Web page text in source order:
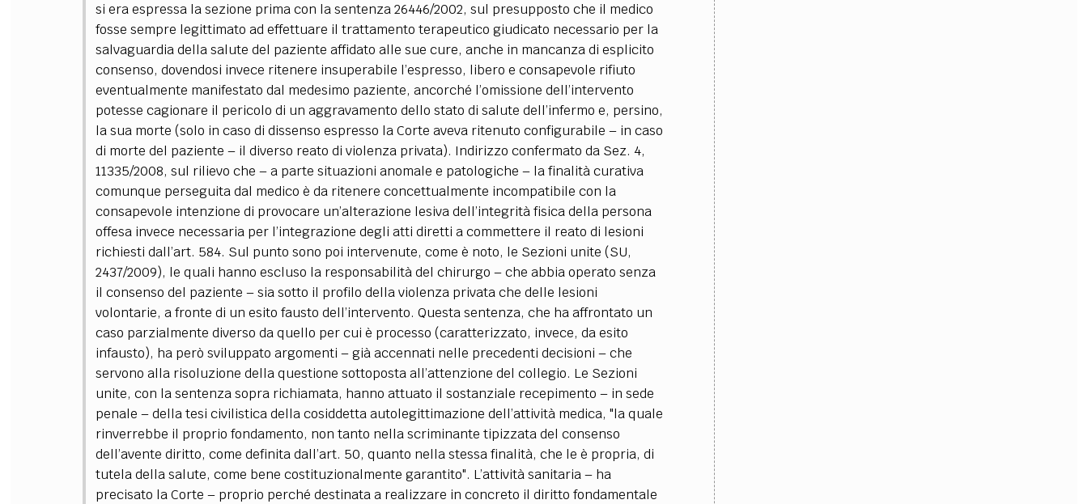
si era espressa la sezione prima con la sentenza 26446/2002, sul presupposto che il medico
fosse sempre legittimato ad effettuare il trattamento terapeutico giudicato necessario per la
salvaguardia della salute del paziente affidato alle sue cure, anche in mancanza di esplicito
consenso, dovendosi invece ritenere insuperabile l’espresso, libero e consapevole rifiuto
eventualmente manifestato dal medesimo paziente, ancorché l’omissione dell’intervento
potesse cagionare il pericolo di un aggravamento dello stato di salute dell’infermo e, persino,
la sua morte (solo in caso di dissenso espresso la Corte aveva ritenuto configurabile –in caso
di morte del paziente –il diverso reato di violenza privata). Indirizzo confermato da Sez. 4,
11335/2008, sul rilievo che –a parte situazioni anomale e patologiche –la finalità curativa
comunque perseguita dal medico è da ritenere concettualmente incompatibile con la
consapevole intenzione di provocare un’alterazione lesiva dell’integrità fisica della persona
offesa invece necessaria per l’integrazione degli atti diretti a commettere il reato di lesioni
richiesti dall’art. 584. Sul punto sono poi intervenute, come è noto, le Sezioni unite (SU,
2437/2009), le quali hanno escluso la responsabilità del chirurgo –che abbia operato senza
il consenso del paziente –sia sotto il profilo della violenza privata che delle lesioni
volontarie, a fronte di un esito fausto dell’intervento. Questa sentenza, che ha affrontato un
caso parzialmente diverso da quello per cui è processo (caratterizzato, invece, da esito
infausto), ha però sviluppato argomenti –già accennati nelle precedenti decisioni –che
servono alla risoluzione della questione sottoposta all’attenzione del collegio. Le Sezioni
unite, con la sentenza sopra richiamata, hanno attuato il sostanziale recepimento –in sede
penale –della tesi civilistica della cosiddetta autolegittimazione dell’attività medica, "la quale
rinverrebbe il proprio fondamento, non tanto nella scriminante tipizzata del consenso
dell’avente diritto, come definita dall’art. 50, quanto nella stessa finalità, che le è propria, di
tutela della salute, come bene costituzionalmente garantito". L’attività sanitaria–ha
precisato la Corte –proprio perché destinata a realizzare in concreto il diritto fondamentale